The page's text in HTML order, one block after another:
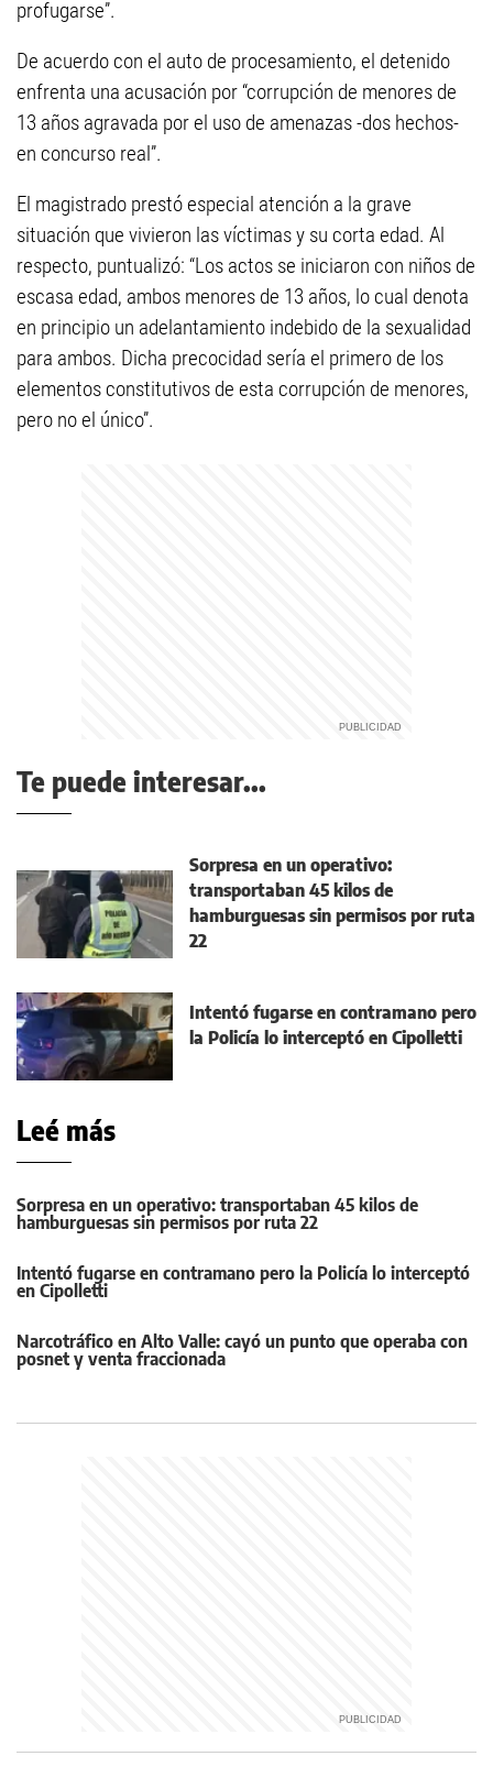
profugarse”.
De acuerdo con el auto de procesamiento, el detenido
enfrenta una acusación por “corrupción de menores de
13 años agravada por el uso de amenazas -dos hechos-
en concurso real”.
El magistrado prestó especial atención a la grave
situación que vivieron las víctimas y su corta edad. Al
respecto, puntualizó: “Los actos se iniciaron con niños de
escasa edad, ambos menores de 13 años, lo cual denota
en principio un adelantamiento indebido de la sexualidad
para ambos. Dicha precocidad sería el primero de los
elementos constitutivos de esta corrupción de menores,
pero no el único”.
Te puede interesar...
Sorpresa en un operativo:
transportaban 45 kilos de
hamburguesas sin permisos por ruta
22
Intentó fugarse en contramano pero
la Policía lo interceptó en Cipolletti
Leé más
Sorpresa en un operativo: transportaban 45 kilos de
hamburguesas sin permisos por ruta 22
Intentó fugarse en contramano pero la Policía lo interceptó
en Cipolletti
Narcotráfico en Alto Valle: cayó un punto que operaba con
posnet y venta fraccionada